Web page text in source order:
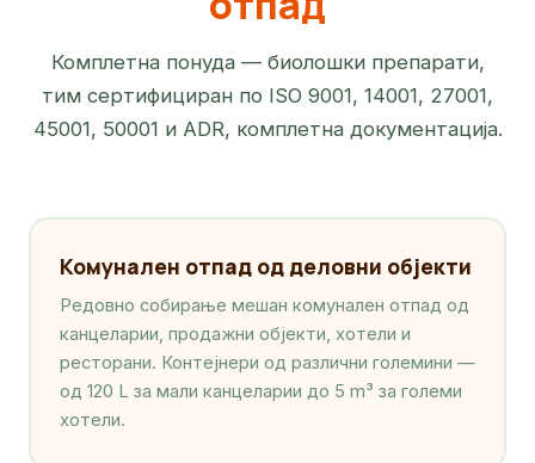
Комплетна понуда — биолошки препарати,
тим сертифициран по ISO 9001, 14001, 27001,
45001, 50001 и ADR, комплетна документација.
Комунален отпад од деловни објекти
Редовно собирање мешан комунален отпад од
канцеларии, продажни објекти, хотели и
ресторани. Контејнери од различни големини —
од 120 L за мали канцеларии до 5 m³ за големи
хотели.